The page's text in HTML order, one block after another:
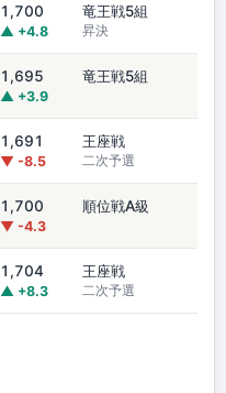
1,700
▲ +4.8
竜王戦5組
昇決
1,695
▲ +3.9
竜王戦5組
1,691
▼ -8.5
王座戦
二次予選
1,700
▼ -4.3
順位戦A級
1,704
▲ +8.3
王座戦
二次予選